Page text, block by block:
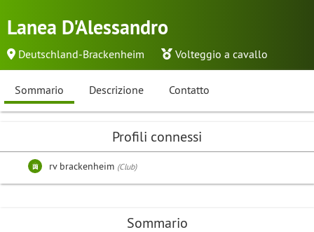
Lanea D'Alessandro
Deutschland-Brackenheim Volteggio a cavallo
Sommario Descrizione Contatto
Sommario
Profili connessi
rv brackenheim (Club)